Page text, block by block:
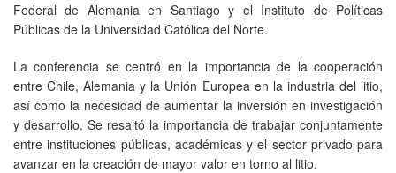
Federal de Alemania en Santiago y el Instituto de Políticas
Públicas de la Universidad Católica del Norte.
La conferencia se centró en la importancia de la cooperación
entre Chile, Alemania y la Unión Europea en la industria del litio,
así como la necesidad de aumentar la inversión en investigación
y desarrollo. Se resaltó la importancia de trabajar conjuntamente
entre instituciones públicas, académicas y el sector privado para
avanzar en la creación de mayor valor en torno al litio.